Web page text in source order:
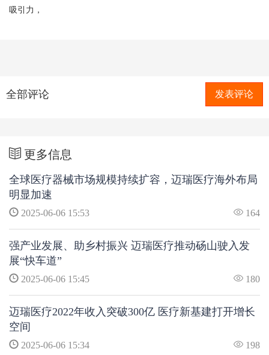
吸引力，
全部评论 发表评论
更多信息
全球医疗器械市场规模持续扩容，迈瑞医疗海外布局
明显加速
2025-06-06 15:53 164
强产业发展、助乡村振兴 迈瑞医疗推动砀山驶入发
展“快车道”
2025-06-06 15:45 180
迈瑞医疗2022年收入突破300亿 医疗新基建打开增长
空间
2025-06-06 15:34 198